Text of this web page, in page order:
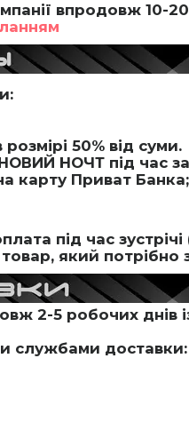
впродовж 10-
50% від суми.
НОЧТ під час
карту Приват Банка;
під час
який потрібно
2-5 робочих днів
службами доставки: